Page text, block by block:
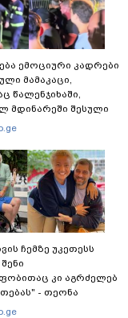
ემოციური კადრები
მამაკაცი,
წალენჯიხაში,
მდინარეში შესული
გადაარჩინა,
ჩემზე უკეთესს
კი აგრძელებ
- თეონა
მეუღლეს ემოციურ